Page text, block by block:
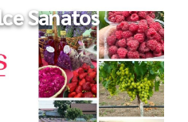
Sanatos